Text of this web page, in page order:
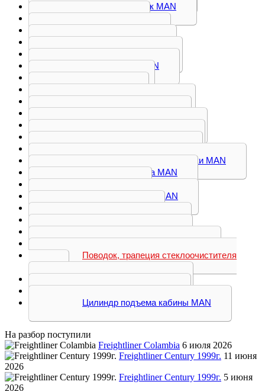
Воздухозаборник MAN
Замок капота MAN
Кронштейн корпуса подножки MAN
Кронштейн крыла MAN
Крышка бардачка MAN
Поводок, трапеция стеклоочистителя
MAN
Цилиндр подъема кабины MAN
На разбор поступили
Freightliner Colambia 6 июля 2026
Freightliner Century 1999г. 11 июня
2026
Freightliner Century 1999г. 5 июня
2026